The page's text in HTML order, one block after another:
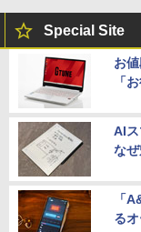
Special Site
お
「
AI
な
「
る